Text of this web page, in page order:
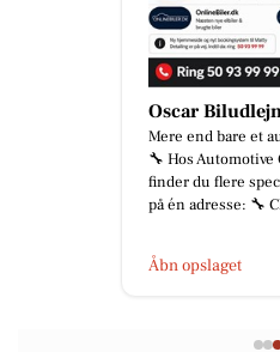
Oscar
Mere end bare et
🔧 Hos
finder du flere
på én adresse: 🔧
Åbn opslaget